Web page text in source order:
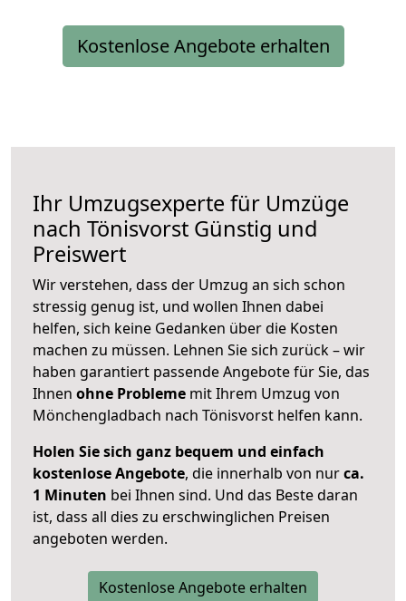
Kostenlose Angebote erhalten
Ihr Umzugsexperte für Umzüge
nach Tönisvorst Günstig und
Preiswert
Wir verstehen, dass der Umzug an sich schon
stressig genug ist, und wollen Ihnen dabei
helfen, sich keine Gedanken über die Kosten
machen zu müssen. Lehnen Sie sich zurück – wir
haben garantiert passende Angebote für Sie, das
Ihnen ohne Probleme mit Ihrem Umzug von
Mönchengladbach nach Tönisvorst helfen kann.
Holen Sie sich ganz bequem und einfach
kostenlose Angebote, die innerhalb von nurca.
1 Minuten bei Ihnen sind. Und das Beste daran
ist, dass all dies zu erschwinglichen Preisen
angeboten werden.
Kostenlose Angebote erhalten